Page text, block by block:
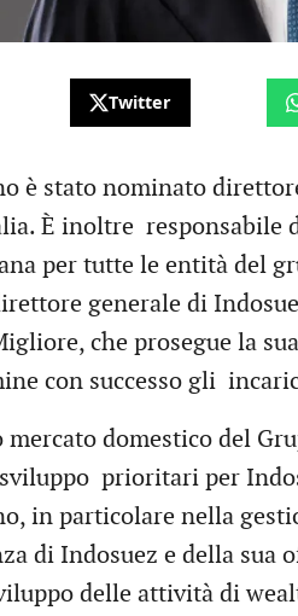
Twitter
è stato nominato
È inoltre responsabile
per tutte le entità del
generale di
che prosegue la
con successo gli
domestico del
prioritari per
in particolare nella
di Indosuez e della sua
delle attività di